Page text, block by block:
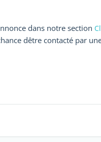
dans notre section
dêtre contacté par